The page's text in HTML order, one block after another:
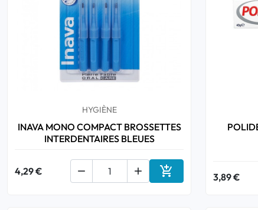
HYGIÈNE
INAVA MONO COMPACT BROSSETTES
INTERDENTAIRES BLEUES
4,29 €   Ajouter au panier
3,89 €